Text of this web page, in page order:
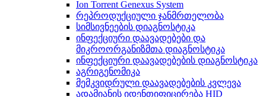
Ion Torrent Genexus System
რეპროდუქციული ჯანმრთელობა
სიმსივნეების დიაგნოსტიკა
ინფექციური დაავადებები და
მიკროორგანიზმთა დიაგნოსტიკა
ინფექციური დაავადებების დიაგნოსტიკა
აგრიგენომიკა
მემკვიდრული დაავადებების კვლევა
ადამიანის იდენთიფიცირება HID